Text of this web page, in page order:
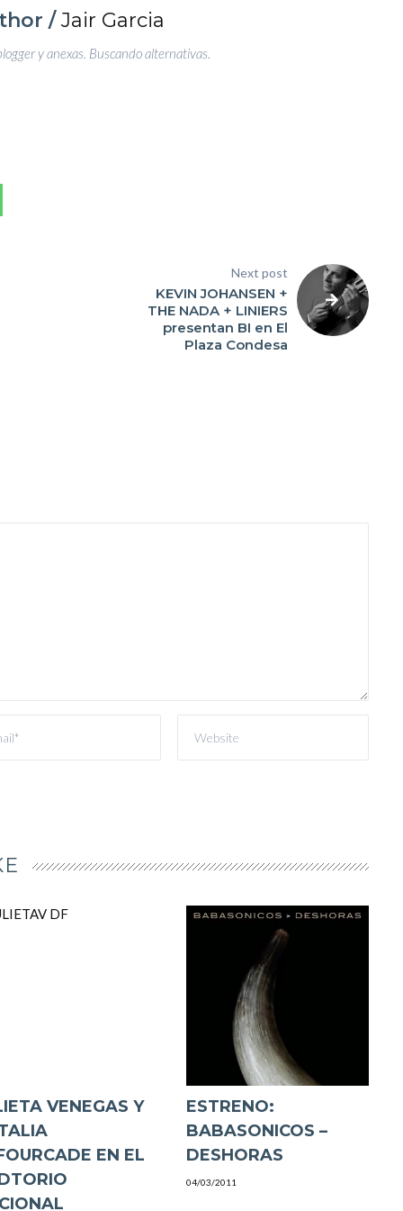
/Jair Garcia
y anexas. Buscando alternativas.
Next post
KEVIN JOHANSEN +
THE NADA + LINIERS
presentan BI en El
Plaza Condesa
VENEGAS Y
EN EL
ESTRENO:
BABASONICOS –
DESHORAS
04/03/2011